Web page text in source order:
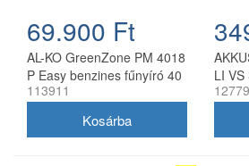
69.900 Ft
AL-KO GreenZone PM 4018
P Easy benzines fűnyíró 40
cm
113911
LI VS